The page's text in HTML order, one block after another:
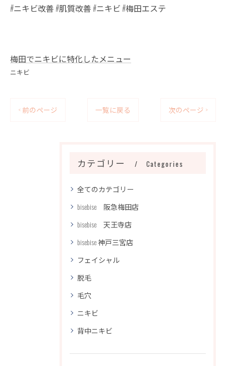
#ニキビ改善 #肌質改善 #ニキビ #梅田エステ
梅田でニキビに特化したメニュー
ニキビ
< 前のページ 一覧に戻る 次のページ >
カテゴリー Categories
全てのカテゴリー
bisebise 阪急梅田店
bisebise 天王寺店
bisebise 神戸三宮店
フェイシャル
脱毛
毛穴
ニキビ
背中ニキビ